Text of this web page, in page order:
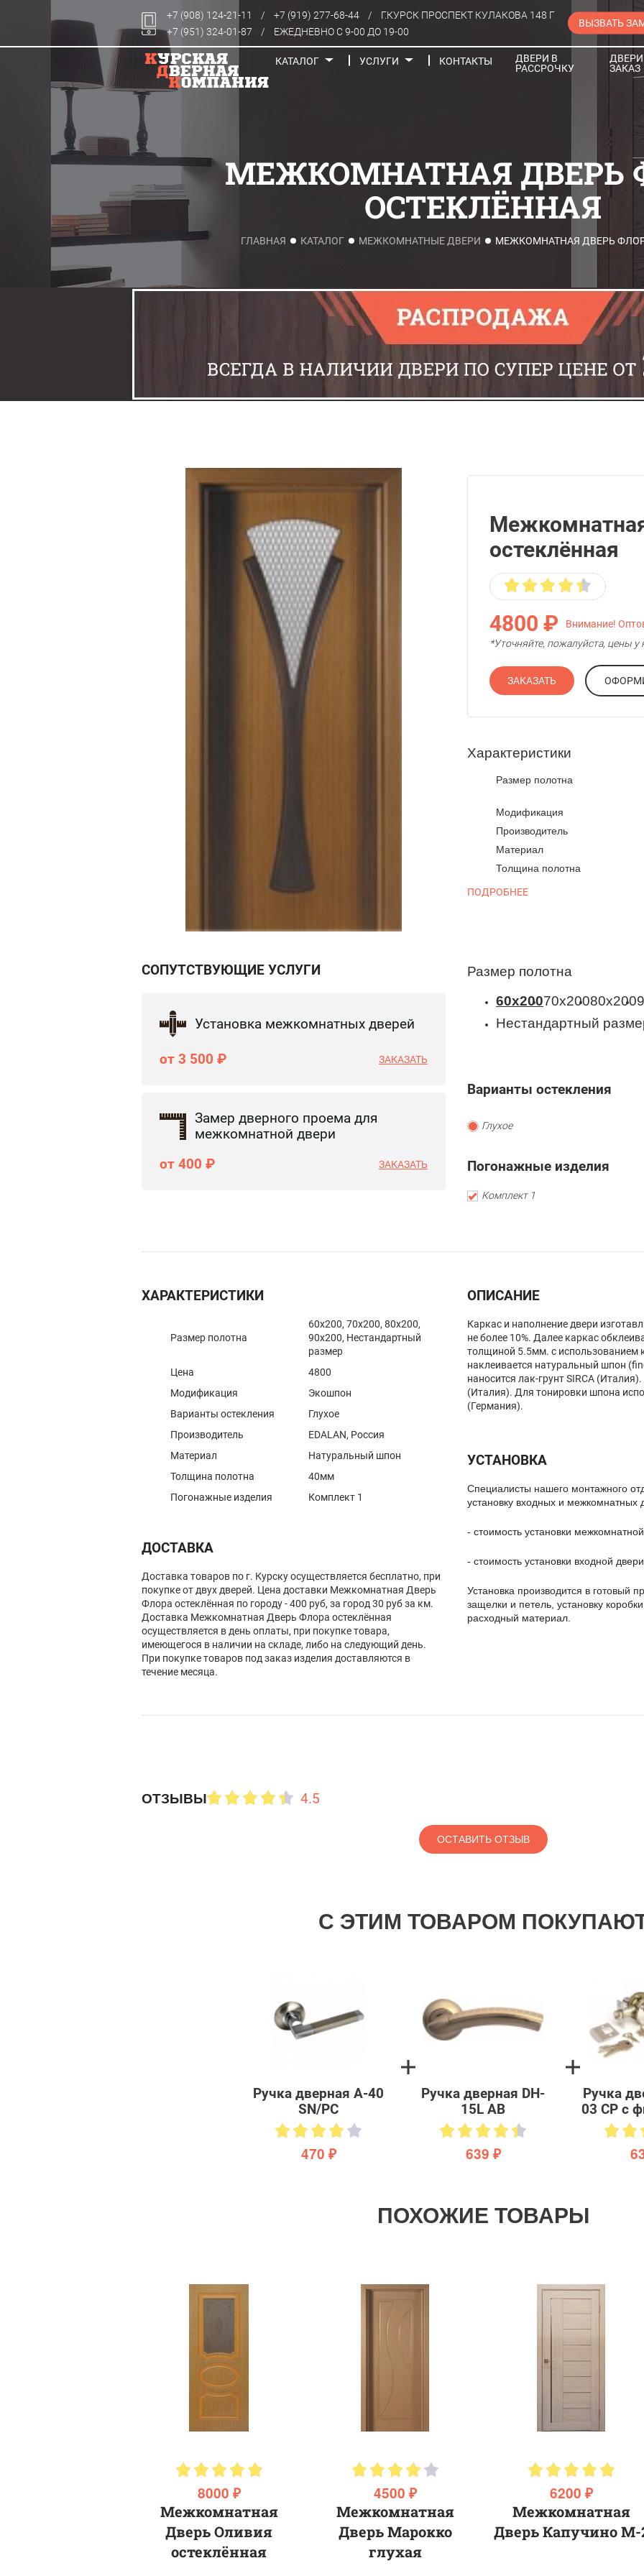
+7 (908) 124-21-11 / +7 (919) 277-68-44 /
Г.КУРСК ПРОСПЕКТ КУЛАКОВА 148 Г
+7 (951) 324-01-87
/ ЕЖЕДНЕВНО С 9-00 ДО 19-00
ВЫЗВАТЬ
КАТАЛОГ
Задвижки
Замки
Петли
УСЛУГИ КОНТАКТЫ
ДВЕРИ В
РАССРОЧКУ
ЗАКАЗ
МЕЖКОМНАТНАЯ ДВЕРЬ
ОСТЕКЛЁННАЯ
ГЛАВНАЯ КАТАЛОГ МЕЖКОМНАТНЫЕ ДВЕРИ МЕЖКОМНАТНАЯ ДВЕРЬ
остеклённая
4800 ₽
Внимание!
*Уточняйте, пожалуйста, цены
ЗАКАЗАТЬ
Характеристики
Размер полотна
Модификация
Производитель
Материал
Толщина полотна
ПОДРОБНЕЕ
СОПУТСТВУЮЩИЕ УСЛУГИ
Установка межкомнатных дверей
от 3 500 ₽ ЗАКАЗАТЬ
Замер дверного проема для
межкомнатной двери
от 400 ₽
ЗАКАЗАТЬ
Размер полотна
60x20070x20080x200
Нестандартный
Варианты остекления
Глухое
Погонажные изделия
Комплект 1
ХАРАКТЕРИСТИКИ
Размер полотна
60x200, 70x200, 80x200,
90x200, Нестандартный
размер
Цена
4800
Модификация
Экошпон
Варианты остекления
Глухое
Производитель
EDALAN, Россия
Материал
Натуральный шпон
Толщина полотна
40мм
Погонажные изделия
Комплект 1
ДОСТАВКА
Доставка товаров по г. Курску осуществляется бесплатно, при
покупке от двух дверей. Цена доставки Межкомнатная Дверь
Флора остеклённая по городу - 400 руб, за город 30 руб за км.
Доставка Межкомнатная Дверь Флора остеклённая
осуществляется в день оплаты, при покупке товара,
имеющегося в наличии на складе, либо на следующий день.
При покупке товаров под заказ изделия доставляются в
течение месяца.
ОПИСАНИЕ
Каркас и наполнение двери
не более 10%. Далее каркас
толщиной 5.5мм. с
наклеивается натуральный шпон
наносится лак-грунт SIRCA
(Италия). Для тонировки шпона
(Германия).
УСТАНОВКА
Специалисты нашего монтажного
установку входных и межкомнатных
- стоимость установки
- стоимость установки входной
Установка производится в готовый
защелки и петель, установку
расходный материал.
ОТЗЫВЫ 4.5
ОСТАВИТЬ ОТЗЫВ
С ЭТИМ ТОВАРОМ
Ручка дверная A-40
SN/PC
470 ₽
Ручка дверная DH-
15L AB
639 ₽
Ручка
03 CP с
ПОХОЖИЕ ТОВАРЫ
8000 ₽
Межкомнатная
Дверь Оливия
остеклённая
4500 ₽
Межкомнатная
Дверь Марокко
глухая
6200 ₽
Межкомнатная
Дверь Капучино М-